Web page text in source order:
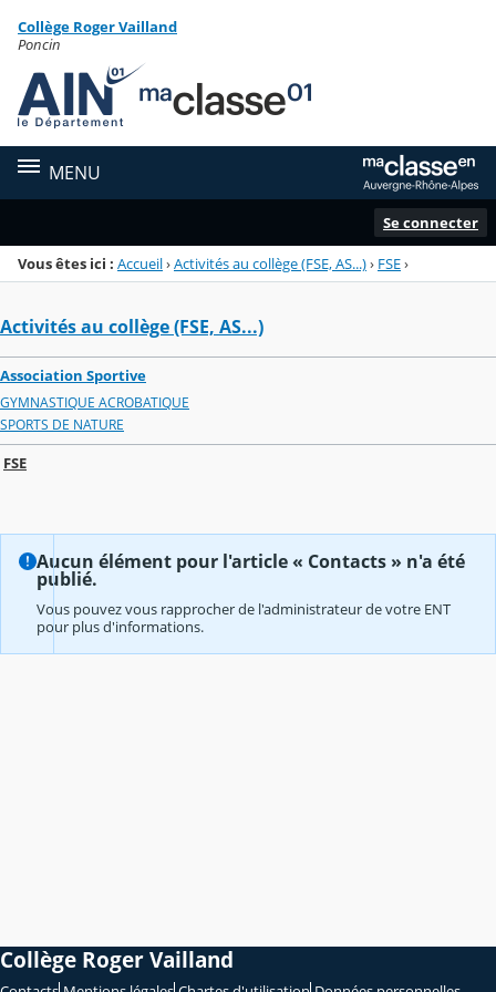
Menu de la rubrique
Contenu
Collège Roger Vailland
Poncin
MENU
Se connecter
Vous êtes ici : Accueil›Activités au collège (FSE, AS...)› FSE›
Activités au collège (FSE, AS...)
Association Sportive
GYMNASTIQUE ACROBATIQUE
SPORTS DE NATURE
FSE
Aucun élément pour l'article « Contacts » n'a été
publié.
Vous pouvez vous rapprocher de l'administrateur de votre ENT
pour plus d'informations.
Collège Roger Vailland